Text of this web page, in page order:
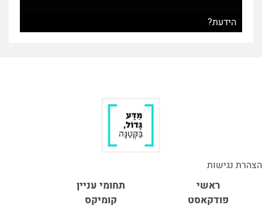
הידעת?
הצהרת נגישות
ראשי
תחומי עניין
פודקאסט
קומיקס